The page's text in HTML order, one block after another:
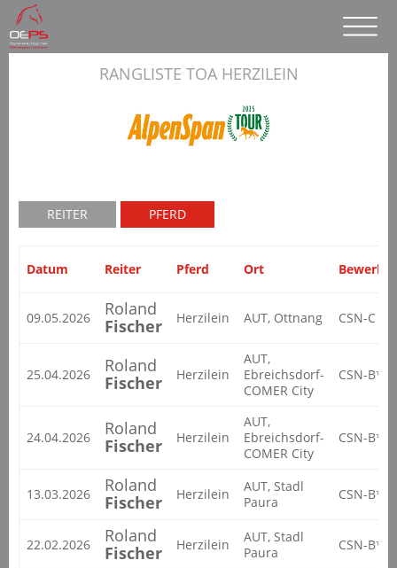
RANGLISTE TOA HERZILEIN
REITER PFERD
Datum Reiter Pferd Ort Bewerb
09.05.2026
Roland
Fischer
Herzilein AUT, Ottnang CSN-C
25.04.2026
Roland
Fischer
Herzilein
AUT,
Ebreichsdorf-
COMER City
CSN-B*
24.04.2026
Roland
Fischer
Herzilein
AUT,
Ebreichsdorf-
COMER City
CSN-B*
13.03.2026
Roland
Fischer
Herzilein
AUT, Stadl
Paura
CSN-B*
22.02.2026
Roland
Fischer
Herzilein
AUT, Stadl
Paura
CSN-B*